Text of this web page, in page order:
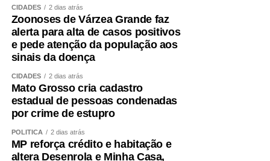
CIDADES 2 dias atrás
Zoonoses de Várzea Grande faz
alerta para alta de casos positivos
e pede atenção da população aos
sinais da doença
CIDADES 2 dias atrás
Mato Grosso cria cadastro
estadual de pessoas condenadas
por crime de estupro
POLÍTICA 2 dias atrás
MP reforça crédito e habitação e
altera Desenrola e Minha Casa,